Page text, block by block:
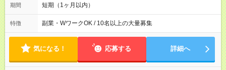
が早く終わっても日給全額保証！ ☆ご希望の方は「日勤＋夜
日勤：08:00～17:00 ■夜勤：20:00～05:00 ※現場状況よって異
なります ※早く終われば1現場4～8時間勤務もあり ☆週3～勤務
OK！ ☆現場が早く終わっても日給全額保証！ ☆ご希望の方は
「日勤＋夜勤」も可能！
期間 短期（1ヶ月以内）
特徴 副業・WワークOK / 10名以上の大量募集
気になる！ 応募する 詳細へ